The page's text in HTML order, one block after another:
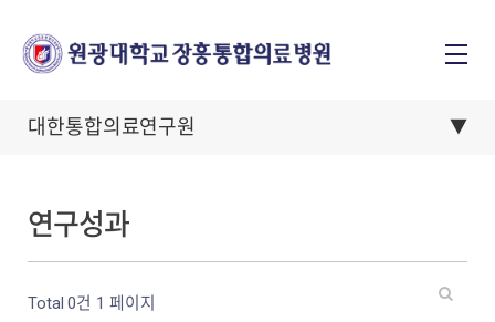
대한통합의료연구원
연구성과
Total 0건 1 페이지